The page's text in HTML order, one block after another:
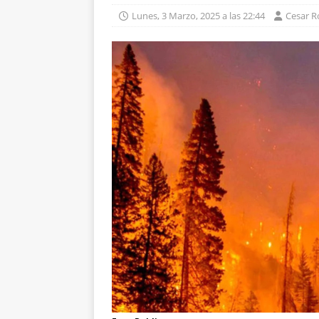
Lunes, 3 Marzo, 2025 a las 22:44 Cesar